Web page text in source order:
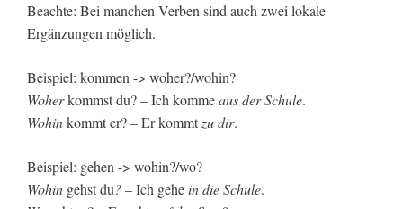
Beachte: Bei manchen Verben sind auch zwei lokale
Ergänzungen möglich.
Beispiel: kommen -> woher?/wohin?
Woherkommst du? – Ich kommeaus der Schule.
Wohinkommt er? – Er kommt zu dir.
Beispiel: gehen -> wohin?/wo?
Wohin gehst du?– Ich gehe in die Schule.